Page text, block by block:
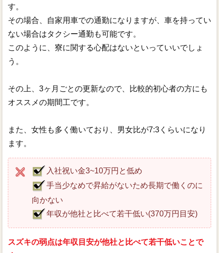
す。
その場合、自家用車での通勤になりますが、車を持ってい
ない場合はタクシー通勤も可能です。
このように、寮に関する心配はないといっていいでしょ
う。
その上、3ヶ月ごとの更新なので、比較的初心者の方にも
オススメの期間工です。
また、女性も多く働いており、男女比が7:3くらいになり
ます。
入社祝い金3~10万円と低め
手当少なめで昇給がないため長期で働くのに
向かない
年収が他社と比べて若干低い(370万円目安)
スズキの弱点は年収目安が他社と比べて若干低いことで